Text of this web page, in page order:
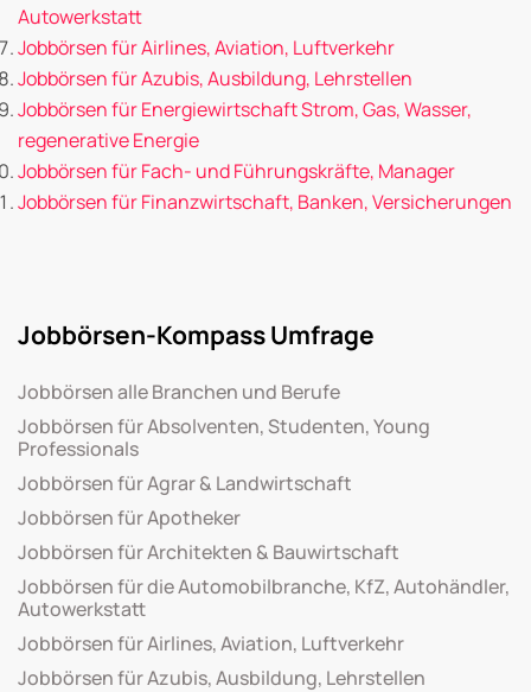
Autowerkstatt
Jobbörsen für Airlines, Aviation, Luftverkehr
Jobbörsen für Azubis, Ausbildung, Lehrstellen
Jobbörsen für Energiewirtschaft Strom, Gas, Wasser,
regenerative Energie
Jobbörsen für Fach- und Führungskräfte, Manager
Jobbörsen für Finanzwirtschaft, Banken, Versicherungen
Jobbörsen-Kompass Umfrage
Jobbörsen alle Branchen und Berufe
Jobbörsen für Absolventen, Studenten, Young
Professionals
Jobbörsen für Agrar & Landwirtschaft
Jobbörsen für Apotheker
Jobbörsen für Architekten & Bauwirtschaft
Jobbörsen für die Automobilbranche, KfZ, Autohändler,
Autowerkstatt
Jobbörsen für Airlines, Aviation, Luftverkehr
Jobbörsen für Azubis, Ausbildung, Lehrstellen